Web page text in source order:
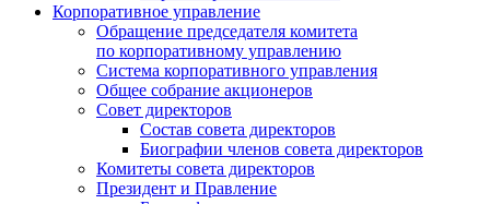
Корпоративное управление
Обращение председателя комитета
по корпоративному управлению
Система корпоративного управления
Общее собрание акционеров
Совет директоров
Состав совета директоров
Биографии членов совета директоров
Комитеты совета директоров
Президент и Правление